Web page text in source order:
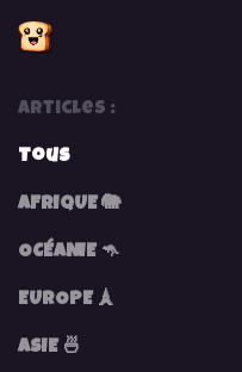
Articles :
Tous
AFRIQUE 🐘
OCÉANIE 🦘
EUROPE 🗼
ASIE 🍜